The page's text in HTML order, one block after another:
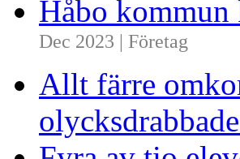
Håbo
Dec 2023 | Företag
Allt färre